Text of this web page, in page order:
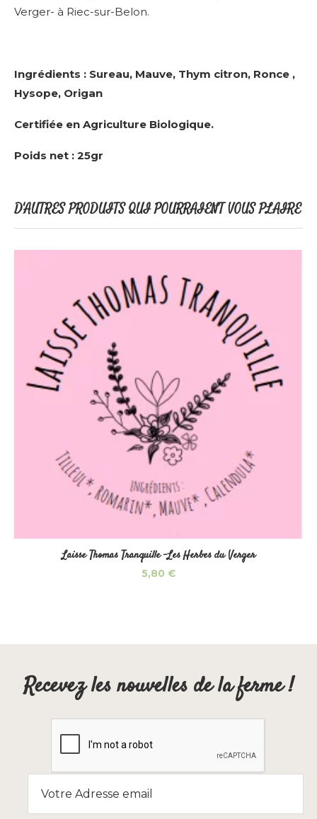
Verger- à Riec-sur-Belon.
Ingrédients : Sureau, Mauve, Thym citron, Ronce ,
Hysope, Origan
Certifiée en Agriculture Biologique.
Poids net : 25gr
D'AUTRES PRODUITS QUI POURRAIENT VOUS PLAIRE
Laisse Thomas Tranquille -Les Herbes du Verger
5,80 €
Recevez les nouvelles de la ferme !